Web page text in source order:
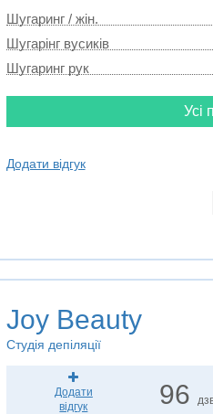
Шугаринг / жін.
Шугарінг вусиків
Шугаринг рук
Усі
Додати відгук
Joy Beauty
Студія депіляції
Додати
відгук
96